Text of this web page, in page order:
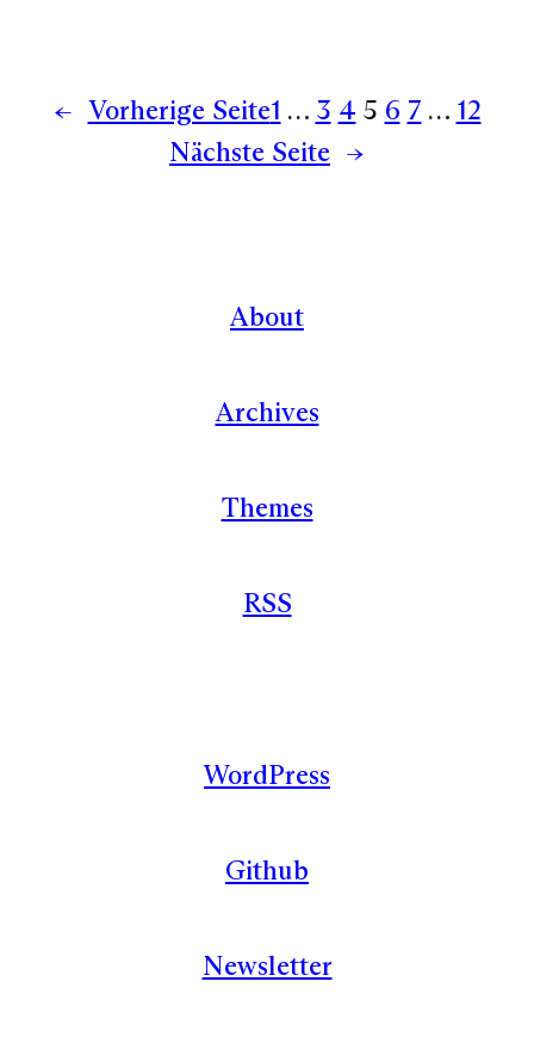
← Vorherige Seite1 … 3 4 5 6 7 … 12
Nächste Seite →
About
Archives
Themes
RSS
WordPress
Github
Newsletter